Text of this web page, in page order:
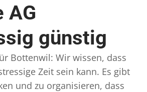
AG
günstig
Bottenwil: Wir wissen, dass
Zeit sein kann. Es gibt
und zu organisieren, dass